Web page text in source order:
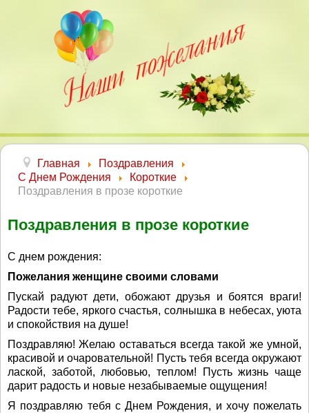
Главная
Поздравления
С Днем Рождения
Короткие
Поздравления в прозе короткие
Поздравления в прозе короткие
С днем рождения:
Пожелания женщине своими словами
Пускай радуют дети, обожают друзья и боятся враги!
Радости тебе, яркого счастья, солнышка в небесах, уюта
и спокойствия на душе!
Поздравляю! Желаю оставаться всегда такой же умной,
красивой и очаровательной! Пусть тебя всегда окружают
лаской, заботой, любовью, теплом! Пусть жизнь чаще
дарит радость и новые незабываемые ощущения!
Я поздравляю тебя с Днем Рождения, и хочу пожелать